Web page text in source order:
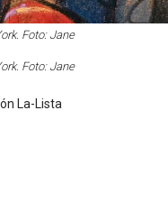
Foto: Jane
Foto: Jane
La-Lista